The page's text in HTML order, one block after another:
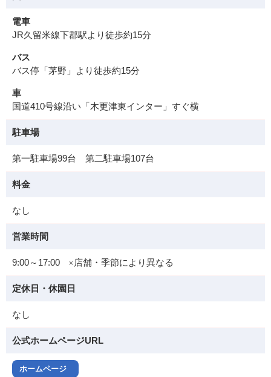
電車
JR久留米線下郡駅より徒歩約15分
バス
バス停「茅野」より徒歩約15分
車
国道410号線沿い「木更津東インター」すぐ横
駐車場
第一駐車場99台 第二駐車場107台
料金
なし
営業時間
9:00～17:00 ※店舗・季節により異なる
定休日・休園日
なし
公式ホームページURL
ホームページ